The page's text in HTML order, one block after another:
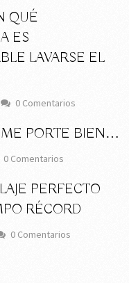
QUÉ
ES
LAVARSE EL
0 Comentarios
ME PORTE BIEN…
0 Comentarios
PERFECTO
RÉCORD
0 Comentarios